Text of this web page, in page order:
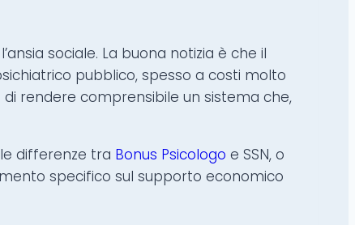
sociale. La buona notizia è che il
pubblico, spesso a costi molto
rendere comprensibile un sistema che,
differenze tra Bonus Psicologo e SSN, o
specifico sul supporto economico